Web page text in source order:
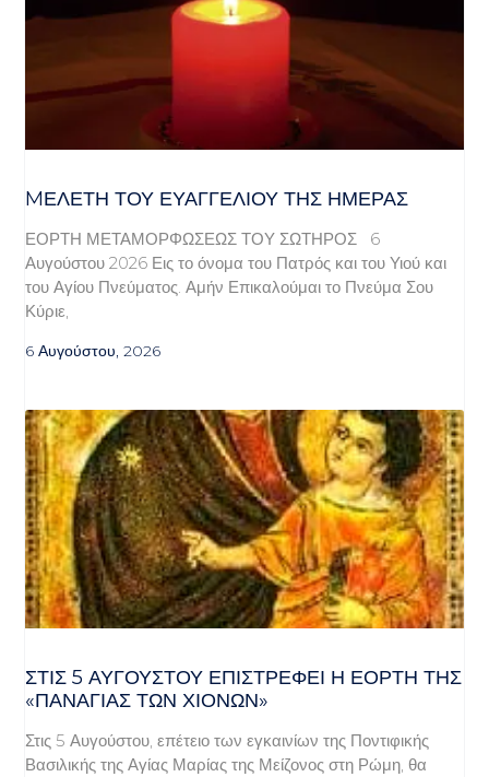
MΕΛΈΤΗ ΤΟΥ ΕΥΑΓΓΕΛΊΟΥ ΤΗΣ ΗΜΈΡΑΣ
ΕΟΡΤΗ ΜΕΤΑΜΟΡΦΩΣΕΩΣ ΤΟΥ ΣΩΤΗΡΟΣ 6
Αυγούστου 2026 Εις το όνομα του Πατρός και του Υιού και
του Αγίου Πνεύματος. Αμήν Επικαλούμαι το Πνεύμα Σου
Κύριε,
6 Αυγούστου, 2026
ΣΤΙΣ 5 ΑΥΓΟΎΣΤΟΥ ΕΠΙΣΤΡΈΦΕΙ Η ΕΟΡΤΉ ΤΗΣ
«ΠΑΝΑΓΊΑΣ ΤΩΝ ΧΙΌΝΩΝ»
Στις 5 Αυγούστου, επέτειο των εγκαινίων της Ποντιφικής
Βασιλικής της Αγίας Μαρίας της Μείζονος στη Ρώμη, θα